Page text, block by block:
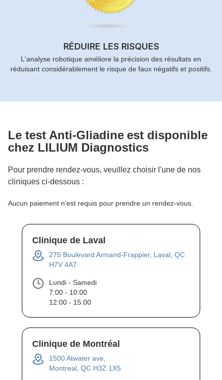
RÉDUIRE LES RISQUES
L'analyse robotique améliore la précision des résultats en
réduisant considérablement le risque de faux négatifs et positifs.
Le test Anti-Gliadine est disponible
chez LILIUM Diagnostics
Pour prendre rendez-vous, veuillez choisir l'une de nos
cliniques ci-dessous :
Aucun paiement n'est requis pour prendre un rendez-vous.
Clinique de Laval
275 Boulevard Armand-Frappier, Laval, QC
H7V 4A7
Lundi - Samedi
7:00 - 10:00
12:00 - 15:00
Clinique de Montréal
1500 Atwater ave,
Montreal, QC H3Z 1X5